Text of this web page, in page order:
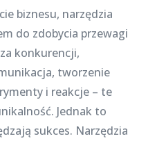
biznesu, narzędzia
do zdobycia przewagi
konkurencji,
tworzenie
i reakcje – te
Jednak to
sukces. Narzędzia